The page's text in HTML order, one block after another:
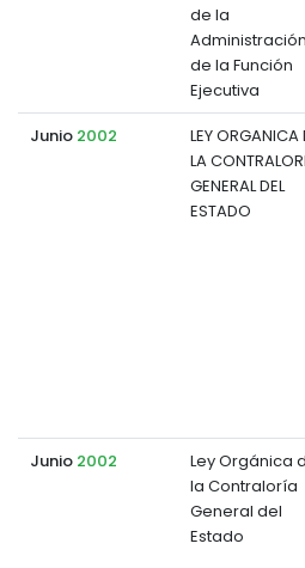
de la
Administración
de la Función
Ejecutiva
Junio 2002
LEY ORGANICA
LA
GENERAL DEL
ESTADO
Junio 2002
Ley Orgánica
la Contraloría
General del
Estado